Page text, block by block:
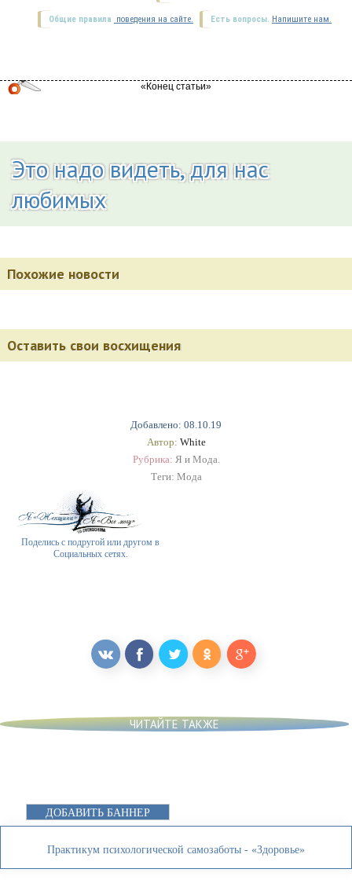
Добавлено: 08.10.19
Автор: White
Рубрика: Я и Мода.
Теги: Мода
Поделись с подругой или другом в
Социальных сетях.
Есть вопросы. Напишите нам.
Общие правила поведения на сайте.
Это надо видеть, для нас
любимых
Похожие новости
Оставить свои восхищения
ЧИТАЙТЕ ТАКЖЕ
ДОБАВИТЬ БАННЕР
Практикум психологической самозаботы - «Здоровье»